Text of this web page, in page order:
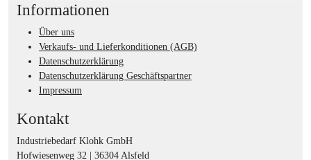
Informationen
Über uns
Verkaufs- und Lieferkonditionen (AGB)
Datenschutzerklärung
Datenschutzerklärung Geschäftspartner
Impressum
Kontakt
Industriebedarf Klohk GmbH
Hofwiesenweg 32 | 36304 Alsfeld